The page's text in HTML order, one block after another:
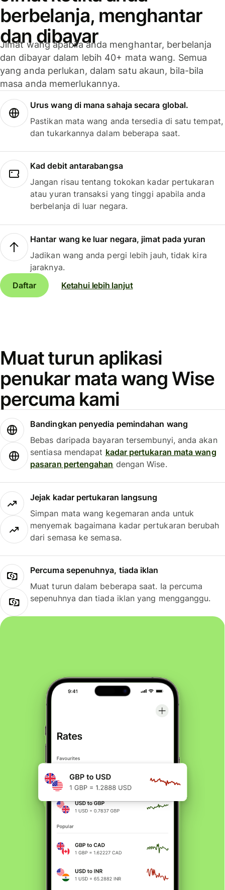
berbelanja, menghantar
dan dibayar
Jimat wang apabila anda menghantar, berbelanja
dan dibayar dalam lebih 40+ mata wang. Semua
yang anda perlukan, dalam satu akaun, bila-bila
masa anda memerlukannya.
Urus wang di mana sahaja secara global.
Pastikan mata wang anda tersedia di satu tempat,
dan tukarkannya dalam beberapa saat.
Kad debit antarabangsa
Jangan risau tentang tokokan kadar pertukaran
atau yuran transaksi yang tinggi apabila anda
berbelanja di luar negara.
Hantar wang ke luar negara, jimat pada yuran
Jadikan wang anda pergi lebih jauh, tidak kira
jaraknya.
Daftar
Ketahui lebih lanjut
Muat turun aplikasi
penukar mata wang Wise
percuma kami
Bandingkan penyedia pemindahan wang
Bebas daripada bayaran tersembunyi, anda akan
sentiasa mendapat kadar pertukaran mata wang
pasaran pertengahan dengan Wise.
Jejak kadar pertukaran langsung
Simpan mata wang kegemaran anda untuk
menyemak bagaimana kadar pertukaran berubah
dari semasa ke semasa.
Percuma sepenuhnya, tiada iklan
Muat turun dalam beberapa saat. Ia percuma
sepenuhnya dan tiada iklan yang mengganggu.